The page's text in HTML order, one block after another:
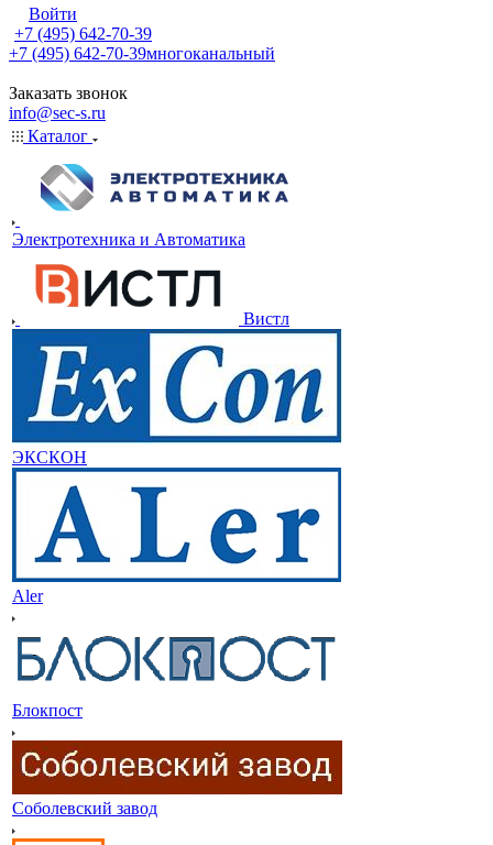
Войти
+7 (495) 642-70-39
+7 (495) 642-70-39многоканальный
Заказать звонок
info@sec-s.ru
Каталог
Электротехника и Автоматика
Вистл
ЭКСКОН
Aler
Блокпост
Соболевский завод